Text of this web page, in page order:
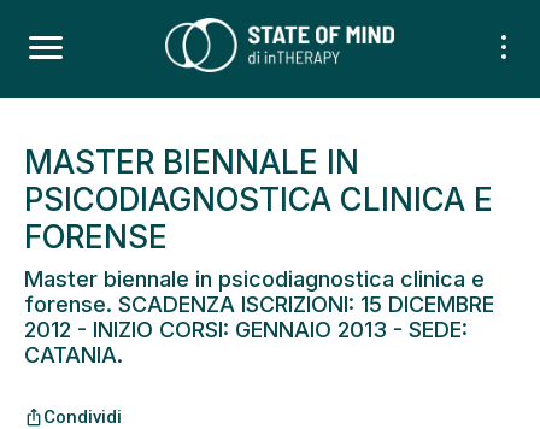
MASTER BIENNALE IN
PSICODIAGNOSTICA CLINICA E
FORENSE
Master biennale in psicodiagnostica clinica e
forense. SCADENZA ISCRIZIONI: 15 DICEMBRE
2012 - INIZIO CORSI: GENNAIO 2013 - SEDE:
CATANIA.
ios_shareCondividi